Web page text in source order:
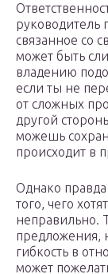
руководитель
связанное со
может быть
владению
если ты не
от сложных
другой
можешь
происходит в
Однако
того, чего
неправильно.
предложения,
гибкость в
может